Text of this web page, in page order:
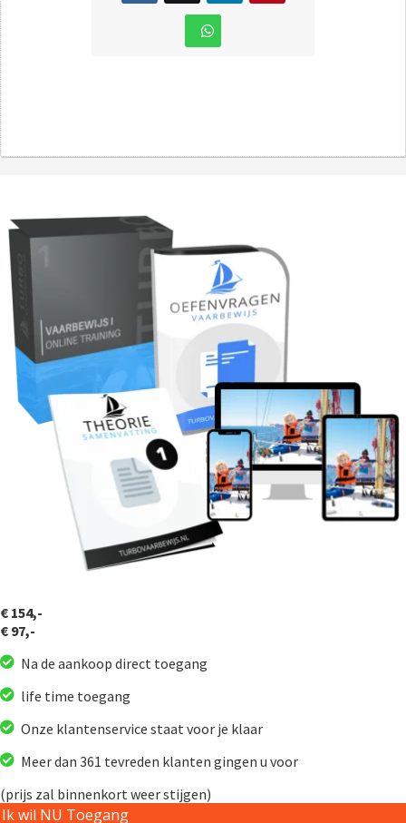
€ 154,-
€ 97,-
Na de aankoop direct toegang
life time toegang
Onze klantenservice staat voor je klaar
Meer dan 361 tevreden klanten gingen u voor
(prijs zal binnenkort weer stijgen)
Ik wil NU Toegang